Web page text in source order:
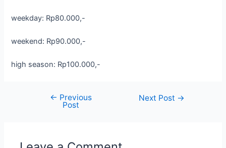
weekday: Rp80.000,-
weekend: Rp90.000,-
high season: Rp100.000,-
← Previous
Post
Next Post →